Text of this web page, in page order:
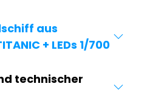
aus
+ LEDs 1/700
technischer